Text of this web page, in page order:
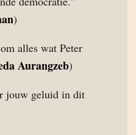
)
alles wat Peter
Aurangzeb)
jouw geluid in dit